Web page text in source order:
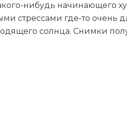
нибудь начинающего
стрессами где-то очень
солнца. Снимки